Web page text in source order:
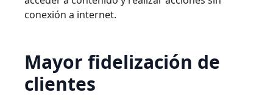
conexión a internet.
Mayor ﬁdelización de
clientes